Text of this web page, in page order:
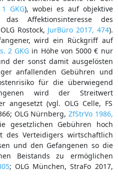
GKG), wobei es auf objektive
Affektionsinteresse des
Rostock, JurBüro 2017, 474).
wird ein Rückgriff auf
2 GKG in Höhe von 5000 € nur
der sonst damit ausgelösten
anfallenden Gebühren und
für die überwiegend
wird der Streitwert
angesetzt (vgl. OLG Celle, FS
OLG Nürnberg, ZfStrVo 1986,
gesetzlichen Gebühren hoch
des Verteidigers wirtschaftlich
und den Gefangenen so die
Beistands zu ermöglichen
; OLG München, StraFo 2017,